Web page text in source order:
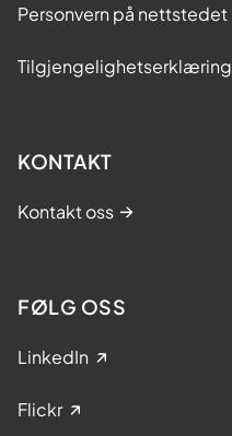
Personvern på nettstedet
Tilgjengelighetserklæring
KONTAKT
Kontakt oss
FØLG OSS
LinkedIn
Flickr